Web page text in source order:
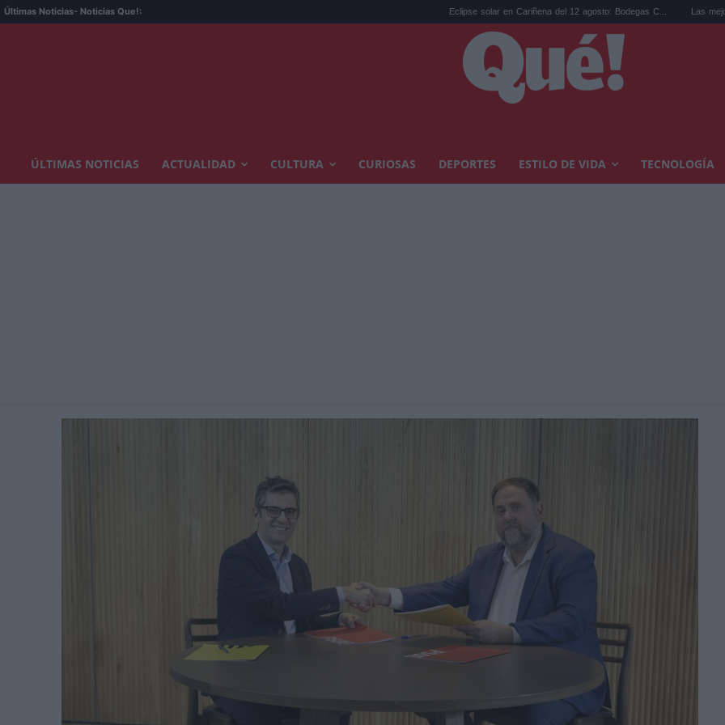
Últimas Noticias- Noticias Que!: Eclipse solar en Cariñena del 12 agosto: Bodegas C... Las mejores
ÚLTIMAS NOTICIAS ACTUALIDAD CULTURA CURIOSAS DEPORTES ESTILO DE VIDA TECNOLOGÍA